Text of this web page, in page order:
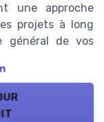
une approche
projets à long
général de vos